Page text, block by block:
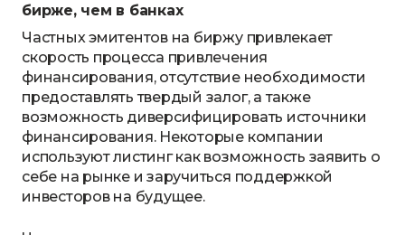
бирже, чем в банках
Частных эмитентов на биржу привлекает
скорость процесса привлечения
финансирования, отсутствие необходимости
предоставлять твердый залог, а также
возможность диверсифицировать источники
финансирования. Некоторые компании
используют листинг как возможность заявить о
себе на рынке и заручиться поддержкой
инвесторов на будущее.